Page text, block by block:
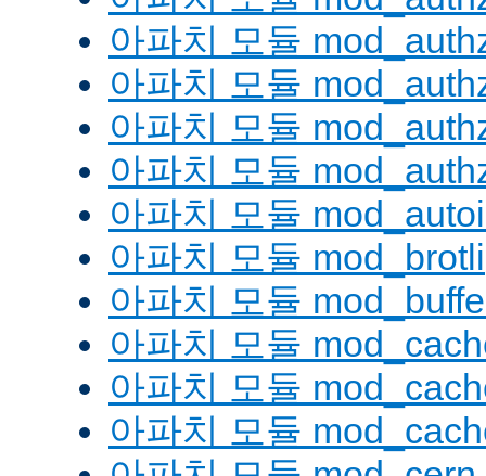
아파치 모듈
아파치 모듈
아파치 모듈
아파치 모듈
아파치 모듈
아파치 모듈 mod_brotli
아파치 모듈
아파치 모듈
아파치 모듈
아파치 모듈